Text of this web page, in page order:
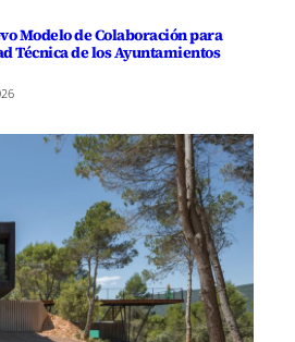
Modelo de Colaboración para
Técnica de los Ayuntamientos